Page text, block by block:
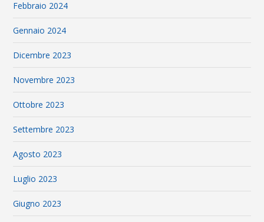
Febbraio 2024
Gennaio 2024
Dicembre 2023
Novembre 2023
Ottobre 2023
Settembre 2023
Agosto 2023
Luglio 2023
Giugno 2023